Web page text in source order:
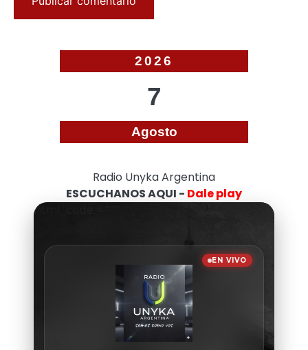
2026
7
Agosto
Radio Unyka Argentina
ESCUCHANOS AQUI - Dale play